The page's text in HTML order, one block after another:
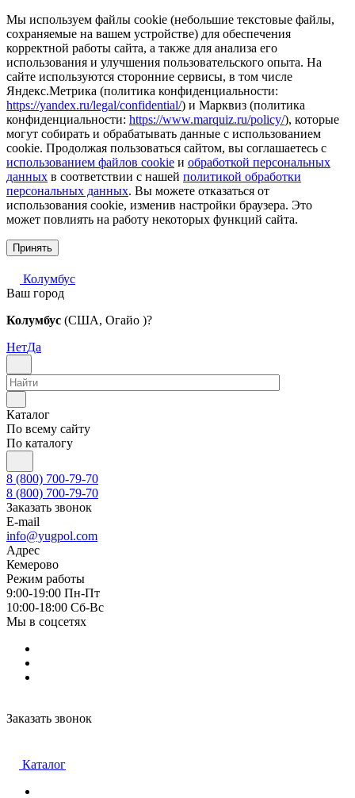
Мы используем файлы cookie (небольшие текстовые файлы,
сохраняемые на вашем устройстве) для обеспечения
корректной работы сайта, а также для анализа его
использования и улучшения пользовательского опыта. На
сайте используются сторонние сервисы, в том числе
Яндекс.Метрика (политика конфиденциальности:
https://yandex.ru/legal/confidential/) и Марквиз (политика
конфиденциальности: https://www.marquiz.ru/policy/), которые
могут собирать и обрабатывать данные с использованием
cookie. Продолжая пользоваться сайтом, вы соглашаетесь с
использованием файлов cookie и обработкой персональных
данных в соответствии с нашей политикой обработки
персональных данных. Вы можете отказаться от
использования cookie, изменив настройки браузера. Это
может повлиять на работу некоторых функций сайта.
Принять
Колумбус
Ваш город
Колумбус (США, Огайо )?
НетДа
Каталог
По всему сайту
По каталогу
8 (800) 700-79-70
8 (800) 700-79-70
Заказать звонок
E-mail
info@yugpol.com
Адрес
Кемерово
Режим работы
9:00-19:00 Пн-Пт
10:00-18:00 Cб-Вс
Мы в соцсетях
Заказать звонок
Каталог